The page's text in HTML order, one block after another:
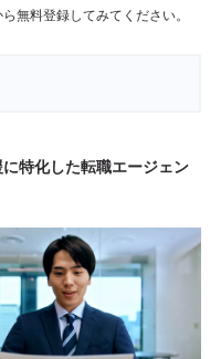
ら無料登録してみてください。
特化した転職エージェン